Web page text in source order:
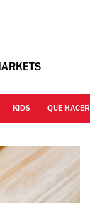
KIDS QUE HACER